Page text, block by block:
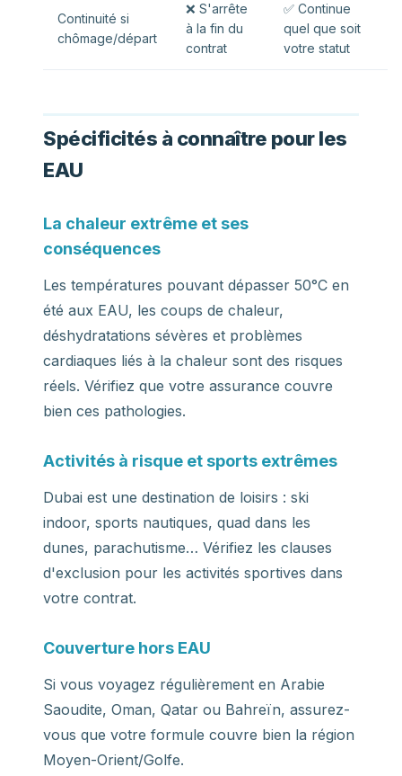
Continuité si
chômage/départ
❌ S'arrête
à la fin du
contrat
✅ Continue
quel que soit
votre statut
Spécificités à connaître pour les
EAU
La chaleur extrême et ses
conséquences
Les températures pouvant dépasser 50°C en
été aux EAU, les coups de chaleur,
déshydratations sévères et problèmes
cardiaques liés à la chaleur sont des risques
réels. Vérifiez que votre assurance couvre
bien ces pathologies.
Activités à risque et sports extrêmes
Dubai est une destination de loisirs : ski
indoor, sports nautiques, quad dans les
dunes, parachutisme… Vérifiez les clauses
d'exclusion pour les activités sportives dans
votre contrat.
Couverture hors EAU
Si vous voyagez régulièrement en Arabie
Saoudite, Oman, Qatar ou Bahreïn, assurez-
vous que votre formule couvre bien la région
Moyen-Orient/Golfe.